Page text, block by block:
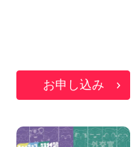
お申し込み